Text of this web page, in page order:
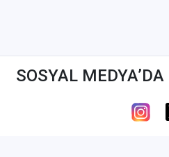
SOSYAL MEDYA’DA